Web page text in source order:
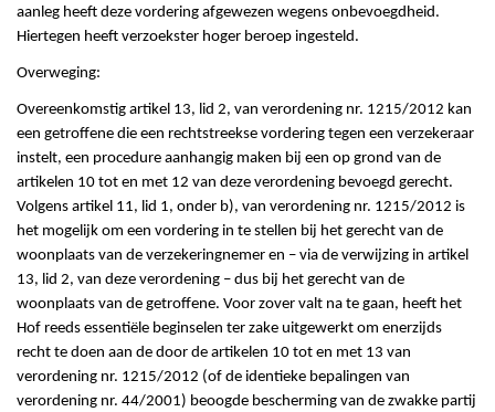
aanleg heeft deze vordering afgewezen wegens onbevoegdheid.
Hiertegen heeft verzoekster hoger beroep ingesteld.
Overweging:
Overeenkomstig artikel 13, lid 2, van verordening nr. 1215/2012 kan
een getroffene die een rechtstreekse vordering tegen een verzekeraar
instelt, een procedure aanhangig maken bij een op grond van de
artikelen 10 tot en met 12 van deze verordening bevoegd gerecht.
Volgens artikel 11, lid 1, onder b), van verordening nr. 1215/2012 is
het mogelijk om een vordering in te stellen bij het gerecht van de
woonplaats van de verzekeringnemer en – via de verwijzing in artikel
13, lid 2, van deze verordening – dus bij het gerecht van de
woonplaats van de getroffene. Voor zover valt na te gaan, heeft het
Hof reeds essentiële beginselen ter zake uitgewerkt om enerzijds
recht te doen aan de door de artikelen 10 tot en met 13 van
verordening nr. 1215/2012 (of de identieke bepalingen van
verordening nr. 44/2001) beoogde bescherming van de zwakke partij